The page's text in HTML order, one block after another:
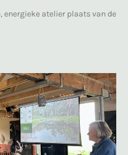
energieke atelier plaats van de